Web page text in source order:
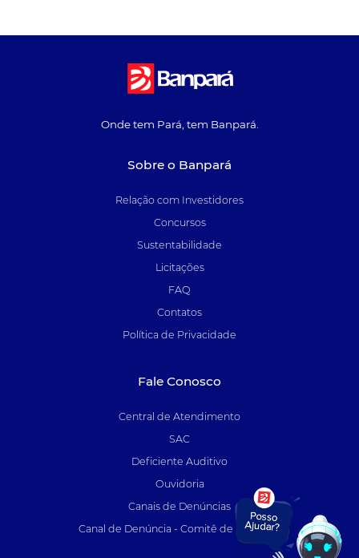
Onde tem Pará, tem Banpará.
Sobre o Banpará
Relação com Investidores
Concursos
Sustentabilidade
Licitações
FAQ
Contatos
Política de Privacidade
Fale Conosco
Central de Atendimento
SAC
Deficiente Auditivo
Ouvidoria
Canais de Denúncias
Canal de Denúncia - Comitê de Auditoria